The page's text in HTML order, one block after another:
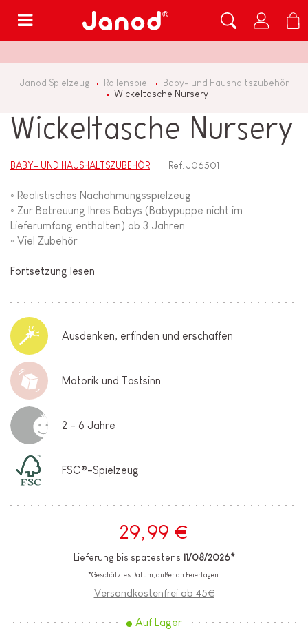
Janod Spielzeug Rollenspiel
Baby- und Haushaltszubehör
Wickeltasche Nursery
Wickeltasche Nursery
BABY- UND HAUSHALTSZUBEHÖR Ref.J06501
◦ Realistisches Nachahmungsspielzeug
◦ Zur Betreuung Ihres Babys (Babypuppe nicht im
Lieferumfang enthalten) ab 3 Jahren
◦ Viel Zubehör
Fortsetzung lesen
Ausdenken, erfinden und erschaffen
Motorik und Tastsinn
2 - 6 Jahre
FSC®-Spielzeug
29,99 €
Lieferung bis spätestens 11/08/2026*
*Geschätztes Datum, außer an Feiertagen.
Versandkostenfrei ab 45€
Auf Lager